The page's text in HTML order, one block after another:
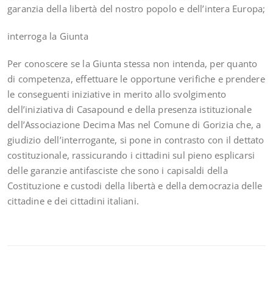
garanzia della libertà del nostro popolo e dell’intera Europa;
interroga la Giunta
Per conoscere se la Giunta stessa non intenda, per quanto
di competenza, effettuare le opportune verifiche e prendere
le conseguenti iniziative in merito allo svolgimento
dell’iniziativa di Casapound e della presenza istituzionale
dell’Associazione Decima Mas nel Comune di Gorizia che, a
giudizio dell’interrogante, si pone in contrasto con il dettato
costituzionale, rassicurando i cittadini sul pieno esplicarsi
delle garanzie antifasciste che sono i capisaldi della
Costituzione e custodi della libertà e della democrazia delle
cittadine e dei cittadini italiani.